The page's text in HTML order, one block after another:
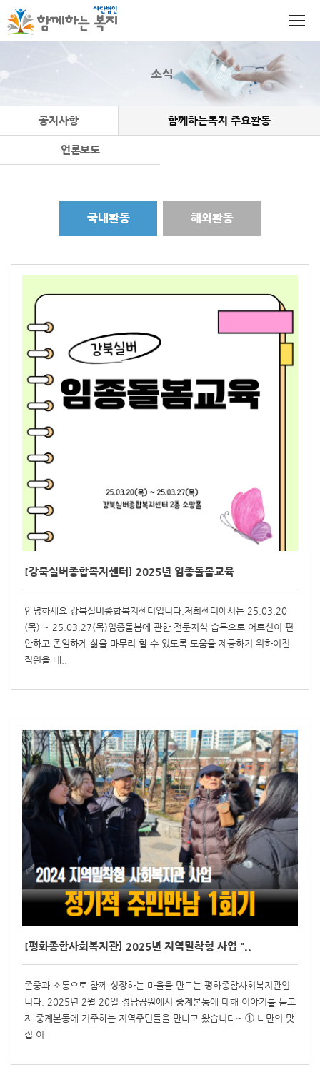
소식
공지사항 함께하는복지 주요활동
언론보도
국내활동 해외활동
[강북실버종합복지센터] 2025년 임종돌봄교육
안녕하세요 강북실버종합복지센터입니다.저희센터에서는 25.03.20
(목) ~ 25.03.27(목)임종돌봄에 관한 전문지식 습득으로 어르신이 편
안하고 존엄하게 삶을 마무리 할 수 있도록 도움을 제공하기 위하여전
직원을 대..
[평화종합사회복지관] 2025년 지역밀착형 사업 "..
존중과 소통으로 함께 성장하는 마을을 만드는 평화종합사회복지관입
니다. 2025년 2월 20일 정담공원에서 중계본동에 대해 이야기를 듣고
자 중계본동에 거주하는 지역주민들을 만나고 왔습니다~ ① 나만의 맛
집 이..